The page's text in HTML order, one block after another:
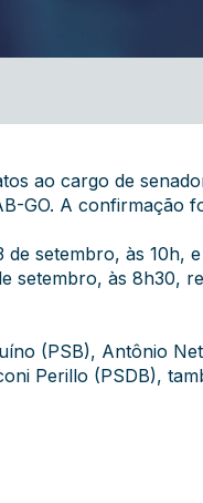
ao cargo de
GO. A confirmação
setembro, às 10h,
setembro, às 8h30,
(PSB), Antônio
Perillo (PSDB),